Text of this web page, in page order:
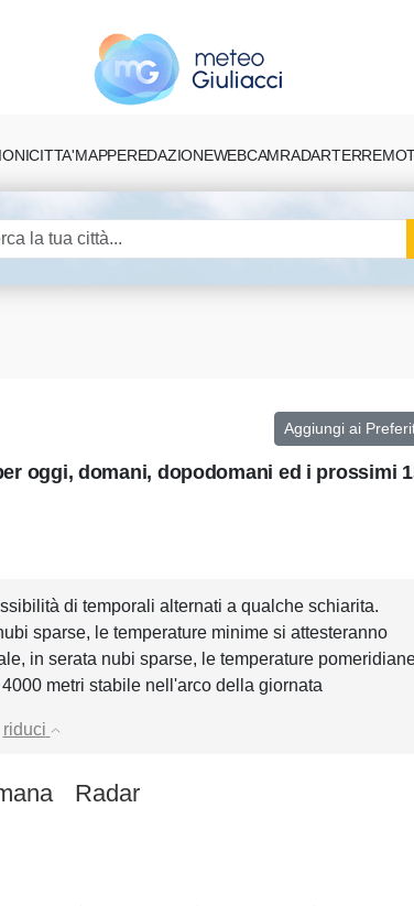
CITTA'MAPPEREDAZIONEWEBCAMRADAR
Aggiungi ai
oggi, domani, dopodomani ed i prossimi
di temporali alternati a qualche schiarita.
sparse, le temperature minime si attesteranno
in serata nubi sparse, le temperature
metri stabile nell'arco della giornata
riduci
Radar